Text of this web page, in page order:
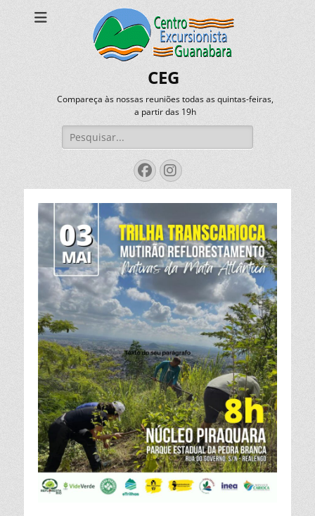
CEG
Compareça às nossas reuniões todas as quintas-feiras,
a partir das 19h
Pesquisar
por:
Facebook
Instagram